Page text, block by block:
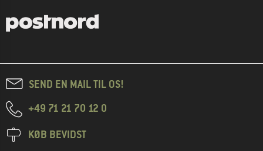
SEND EN MAIL TIL OS!
+49 71 21 70 12 0
KØB BEVIDST